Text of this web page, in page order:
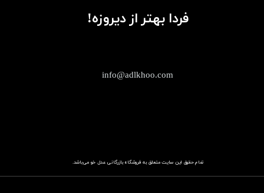
تمام حقوق این سایت متعلق به فروشگاهباز​​​​​​​رگانی عدل خو می‌باشد.
info@adlkhoo.com
فردا بهتر از دیروزه!